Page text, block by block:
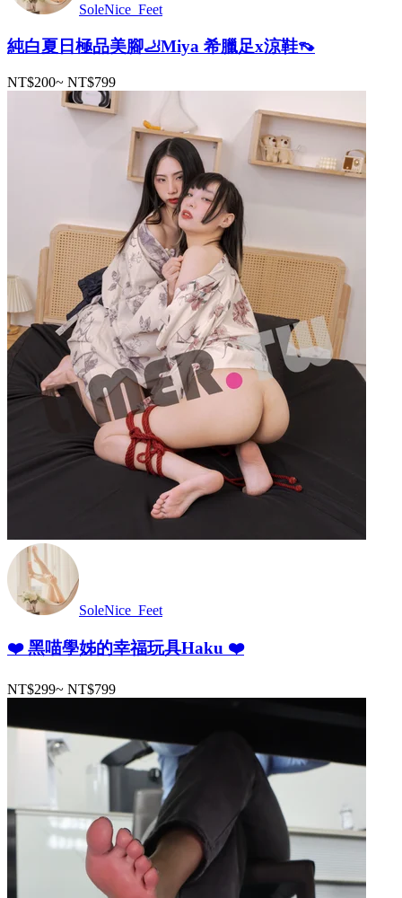
SoleNice_Feet
純白夏日極品美腳🦶Miya 希臘足x涼鞋👡
NT$200~ NT$799
SoleNice_Feet
❤️ 黑喵學姊的幸福玩具Haku ❤️
NT$299~ NT$799